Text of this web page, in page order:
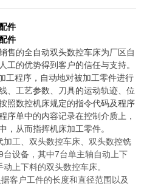
件
件
售的全自动双头数控车床为厂区自
工的优势得到客户的信任与支持。
工程序，自动地对被加工零件进行
、工艺参数、刀具的运动轨迹、位
照数控机床规定的指令代码及程序
序单中的内容记录在控制介质上，
，从而指挥机床加工零件。
工、双头数控车床、双头数控铣
台设备，其中7台单主轴自动上下
动上下料的双头数控车床。
客户工件的长度和直径范围以及